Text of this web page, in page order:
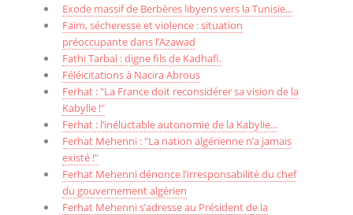
Exode massif de Berbères libyens vers la Tunisie...
Faim, sécheresse et violence : situation
préoccupante dans l’Azawad
Fathi Tarbal : digne fils de Kadhafi.
Féléicitations à Nacira Abrous
Ferhat : "La France doit reconsidérer sa vision de la
Kabylie !"
Ferhat : l’inéluctable autonomie de la Kabylie...
Ferhat Mehenni : "La nation algérienne n’a jamais
existé !"
Ferhat Mehenni dénonce l’irresponsabilité du chef
du gouvernement algérien
Ferhat Mehenni s’adresse au Président de la